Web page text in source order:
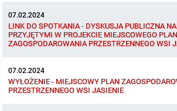
Zaproszenia do składania ofert
OGŁOSZENIA
Taryfy dla zbiorowego zaopatrzenia w wodę i
07.02.2024
LINK DO SPOTKANIA - DYSKUSJA PUBLICZNA
PRZYJĘTYMI W PROJEKCIE MIEJSCOWEGO
ZAGOSPODAROWANIA PRZESTRZENNEGO WSI
07.02.2024
WYŁOŻENIE - MIEJSCOWY PLAN
PRZESTRZENNEGO WSI JASIENIE